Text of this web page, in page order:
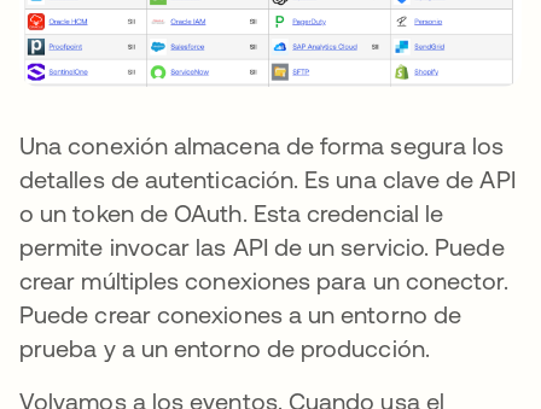
Una conexión almacena de forma segura los
detalles de autenticación. Es una clave de API
o un token de OAuth. Esta credencial le
permite invocar las API de un servicio. Puede
crear múltiples conexiones para un conector.
Puede crear conexiones a un entorno de
prueba y a un entorno de producción.
Volvamos a los eventos. Cuando usa el